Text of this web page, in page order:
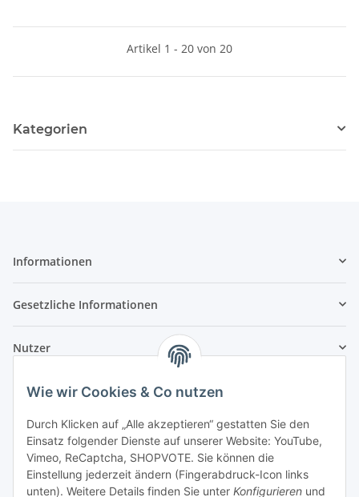
Wie wir Cookies & Co nutzen
Durch Klicken auf „Alle akzeptieren“ gestatten Sie den
Einsatz folgender Dienste auf unserer Website: YouTube,
Vimeo, ReCaptcha, SHOPVOTE. Sie können die
Einstellung jederzeit ändern (Fingerabdruck-Icon links
unten). Weitere Details finden Sie unter Konfigurieren und
Artikel 1 - 20 von 20
Kategorien
Informationen
Gesetzliche Informationen
Nutzer